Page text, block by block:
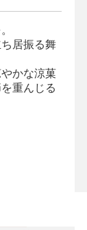
居振る舞
かな涼菓
重んじる